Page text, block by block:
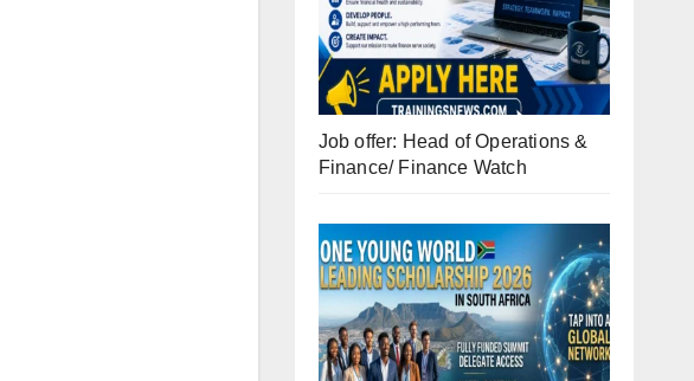
Job offer: Head of Operations &
Finance/ Finance Watch